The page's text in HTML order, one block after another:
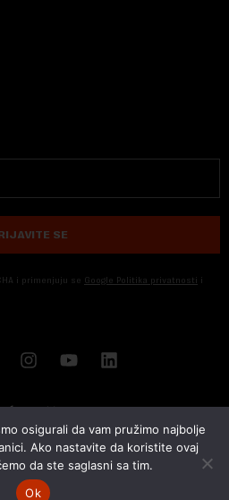
SE
i primenjuju se Google Politika privatnosti i
ZADŽANA | DEVELOPED BY
osigurali da vam pružimo najbolje
Ako nastavite da koristite ovaj
da ste saglasni sa tim.
Ok